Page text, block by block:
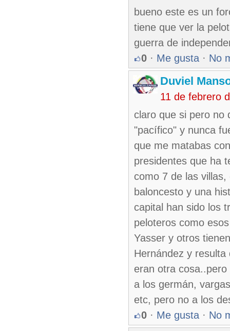
bueno este es un
tiene que ver la
guerra de
0 · Me gusta · No
Duviel
11 de febrero
claro que si pero no
"pacífico" y nunca
que me matabas
presidentes que ha
como 7 de las
baloncesto y una
capital han sido los
peloteros como
Yasser y otros
Hernández y
eran otra
a los germán,
etc, pero no a los
0 · Me gusta · No